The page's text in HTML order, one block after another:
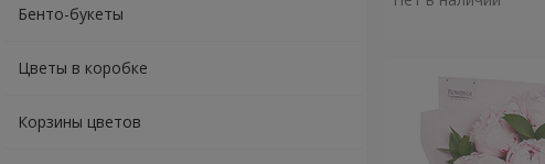
Бенто-букеты
Цветы в коробке
Корзины цветов